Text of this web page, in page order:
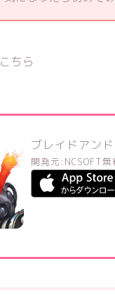
ちら
ブレイドアン
開発元: NCSOFT無